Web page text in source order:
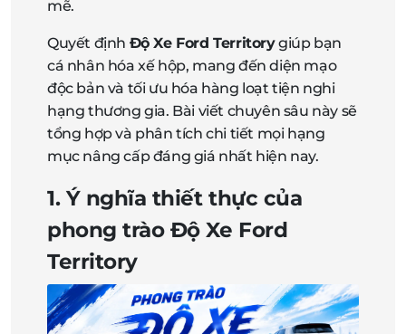
mẽ.
Quyết định Độ Xe Ford Territorygiúp bạn
cá nhân hóa xế hộp, mang đến diện mạo
độc bản và tối ưu hóa hàng loạt tiện nghi
hạng thương gia. Bài viết chuyên sâu này sẽ
tổng hợp và phân tích chi tiết mọi hạng
mục nâng cấp đáng giá nhất hiện nay.
1. Ý nghĩa thiết thực của
phong trào Độ Xe Ford
Territory